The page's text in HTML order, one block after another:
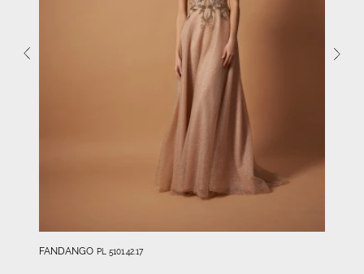
FANDANGO PL 5101.42.17